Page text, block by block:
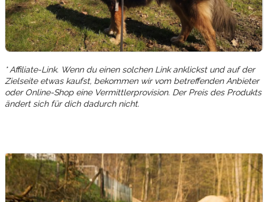
* Affiliate-Link. Wenn du einen solchen Link anklickst und auf der
Zielseite etwas kaufst, bekommen wir vom betreffenden Anbieter
oder Online-Shop eine Vermittlerprovision. Der Preis des Produkts
ändert sich für dich dadurch nicht.